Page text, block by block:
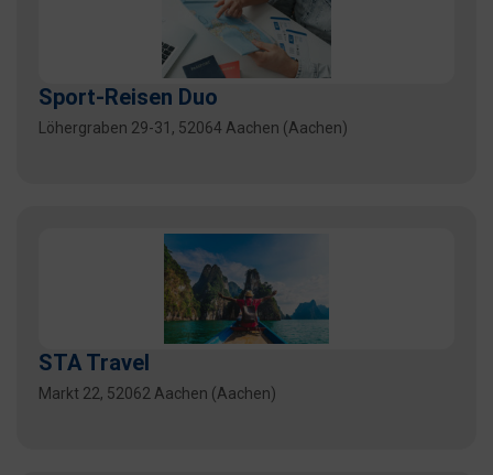
Sport-Reisen Duo
Löhergraben 29-31, 52064 Aachen (Aachen)
STA Travel
Markt 22, 52062 Aachen (Aachen)